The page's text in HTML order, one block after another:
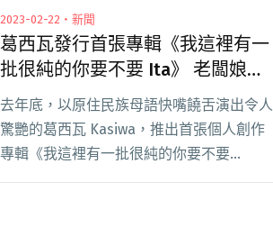
2023-02-22・新聞
葛西瓦發行首張專輯《我這裡有一
批很純的你要不要 Ita》 老闆娘阿
妹現身新歌發表會
去年底，以原住民族母語快嘴饒舌演出令人
驚艷的葛西瓦 Kasiwa，推出首張個人創作
專輯《我這裡有一批很純的你要不要
Ita》，邀請金曲製作人米奇林 MCKY 、饒